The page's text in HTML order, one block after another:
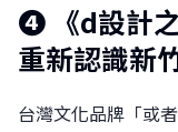
❹ 《d設計
重新認識新
台灣文化品牌「或